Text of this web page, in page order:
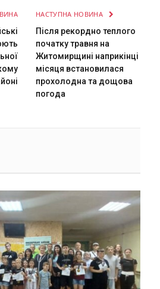
НАСТУПНА НОВИНА
Після рекордно теплого
початку травня на
Житомирщині наприкінці
місяця встановилася
прохолодна та дощова
погода